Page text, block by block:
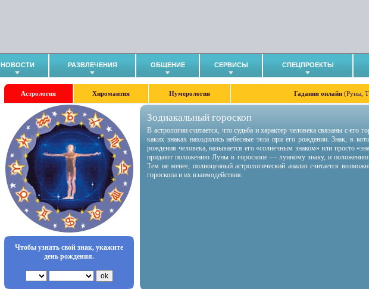
НОВОСТИ РАЗВЛЕЧЕНИЯ ОБЩЕНИЕ СЕРВИСЫ СПЕЦПРОЕКТЫ
Астрология Хиромантия Нумерология Гадания онлайн (Руны,
Чтобы узнать свой знак, укажите
день рождения.
Зодиакальный гороскоп
В астрологии считается, что судьба и характер человека связаны с его
каких знаках находились небесные тела при его рождении. Знак, в
рождения человека, называется его «солнечным знаком» или просто
придают положению Луны в гороскопе — лунному знаку, и
Тем не менее, полноценный астрологический анализ считается
гороскопа и их взаимодействия.